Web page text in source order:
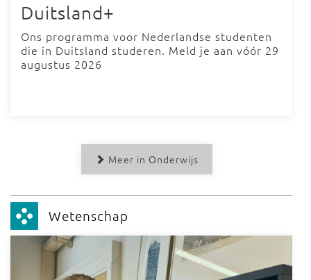
Duitsland+
Ons programma voor Nederlandse studenten
die in Duitsland studeren. Meld je aan vóór 29
augustus 2026
Meer in Onderwijs
Wetenschap